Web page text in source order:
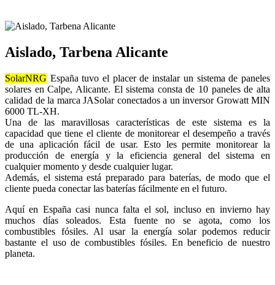
Aislado, Tarbena Alicante
SolarNRG España tuvo el placer de instalar un sistema de paneles
solares en Calpe, Alicante. El sistema consta de 10 paneles de alta
calidad de la marca JASolar conectados a un inversor Growatt MIN
6000 TL-XH.
Una de las maravillosas características de este sistema es la
capacidad que tiene el cliente de monitorear el desempeño a través
de una aplicación fácil de usar. Esto les permite monitorear la
producción de energía y la eficiencia general del sistema en
cualquier momento y desde cualquier lugar.
Además, el sistema está preparado para baterías, de modo que el
cliente pueda conectar las baterías fácilmente en el futuro.
Aquí en España casi nunca falta el sol, incluso en invierno hay
muchos días soleados. Esta fuente no se agota, como los
combustibles fósiles. Al usar la energía solar podemos reducir
bastante el uso de combustibles fósiles. En beneficio de nuestro
planeta.